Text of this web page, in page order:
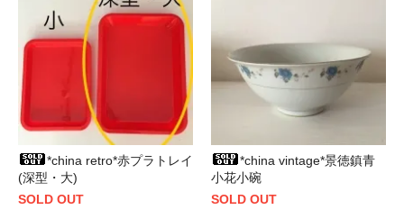
*china retro*赤プラトレイ
(深型・大)
SOLD OUT
*china vintage*景徳鎮青
小花小碗
SOLD OUT